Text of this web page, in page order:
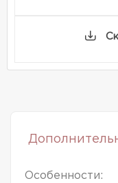
Особенности: